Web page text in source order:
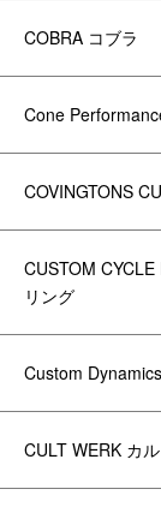
COBRA コブラ
Cone
COVINGTONS
CUSTOM
リング
Custom
CULT WERK カ